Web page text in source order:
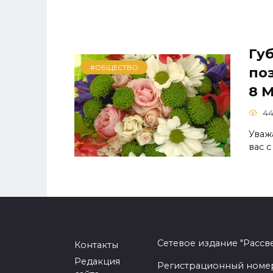
#ОБЩЕСТВО
8
44
вас
Контакты
Редакция
Сетевое издание
Регистрационный